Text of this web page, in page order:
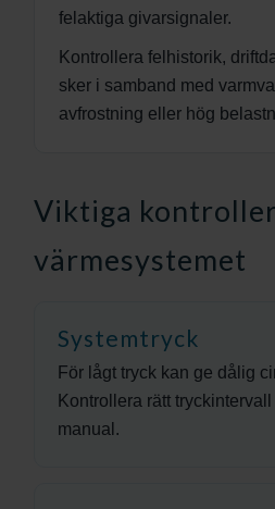
felaktiga givarsignaler.
Kontrollera felhistorik,
sker i samband med
avfrostning eller hög
Viktiga
värmesystemet
Systemtryck
För lågt tryck kan ge dålig
Kontrollera rätt
manual.